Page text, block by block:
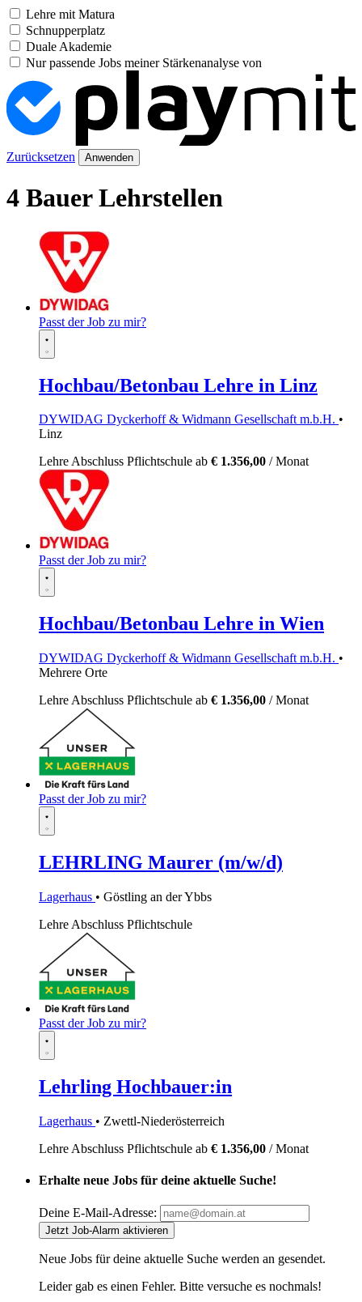
Lehre mit Matura
Schnupperplatz
Duale Akademie
Nur passende Jobs meiner Stärkenanalyse von
Zurücksetzen Anwenden
4 Bauer Lehrstellen
Passt der Job zu mir?
Hochbau/Betonbau Lehre in Linz
DYWIDAG Dyckerhoff & Widmann Gesellschaft m.b.H. •
Linz
LehreAbschluss Pflichtschule ab € 1.356,00 / Monat
Passt der Job zu mir?
Hochbau/Betonbau Lehre in Wien
DYWIDAG Dyckerhoff & Widmann Gesellschaft m.b.H. •
Mehrere Orte
Lehre Abschluss Pflichtschule ab € 1.356,00 / Monat
Passt der Job zu mir?
LEHRLING Maurer (m/w/d)
Lagerhaus • Göstling an der Ybbs
Lehre Abschluss Pflichtschule
Passt der Job zu mir?
Lehrling Hochbauer:in
Lagerhaus • Zwettl-Niederösterreich
Lehre Abschluss Pflichtschule ab € 1.356,00 / Monat
Erhalte neue Jobs für deine aktuelle Suche!
Deine E-Mail-Adresse:
Jetzt Job-Alarm aktivieren
Neue Jobs für deine aktuelle Suche werden an gesendet.
Leider gab es einen Fehler. Bitte versuche es nochmals!